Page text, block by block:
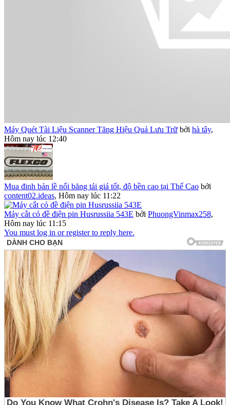
Máy Quét Tài Liệu Scanner Tăng Hiệu Quả Lưu Trữ bởi hà tây,
Hôm nay lúc 12:40
Mua đinh bản lề nối băng tải giá tốt, độ bền cao tại Thế Cao bởi
content02.ideas, Hôm nay lúc 11:22
Máy cắt cỏ đề điện pin Husrussiia 543E bởi PhuongVinmax258,
Hôm nay lúc 11:15
You must log in or register to reply here.